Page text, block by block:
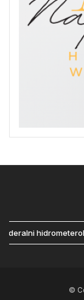
hidrometerološki
©